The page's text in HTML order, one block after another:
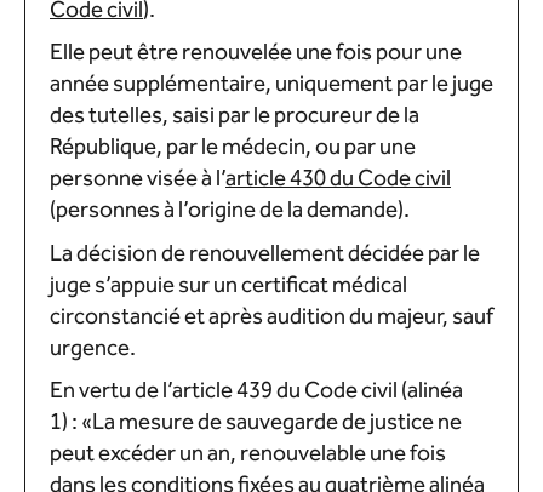
Code civil).
Elle peut être renouvelée une fois pour une
année supplémentaire, uniquement par le juge
des tutelles, saisi par le procureur de la
République, par le médecin, ou par une
personne visée à l’article 430 du Code civil
(personnes à l’origine de la demande).
La décision de renouvellement décidée par le
juge s’appuie sur un certificat médical
circonstancié et après audition du majeur, sauf
urgence.
En vertu de l’article 439 du Code civil (alinéa
1) : «La mesure de sauvegarde de justice ne
peut excéder un an, renouvelable une fois